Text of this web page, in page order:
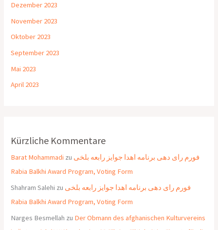
Dezember 2023
November 2023
Oktober 2023
September 2023
Mai 2023
April 2023
Kürzliche Kommentare
Barat Mohammadi zu فورم رای دهی برنامه اهدا جوایز رابعه بلخی
Rabia Balkhi Award Program, Voting Form
Shahram Salehi zu فورم رای دهی برنامه اهدا جوایز رابعه بلخی
Rabia Balkhi Award Program, Voting Form
Narges Besmellah zu Der Obmann des afghanischen Kulturvereins